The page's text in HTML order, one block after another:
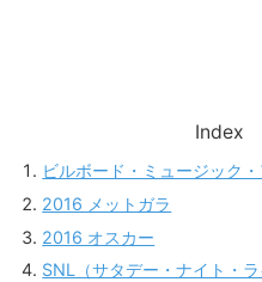
Index
ビルボード・ミュージック
2016 メットガラ
2016 オスカー
SNL（サタデー・ナイト・